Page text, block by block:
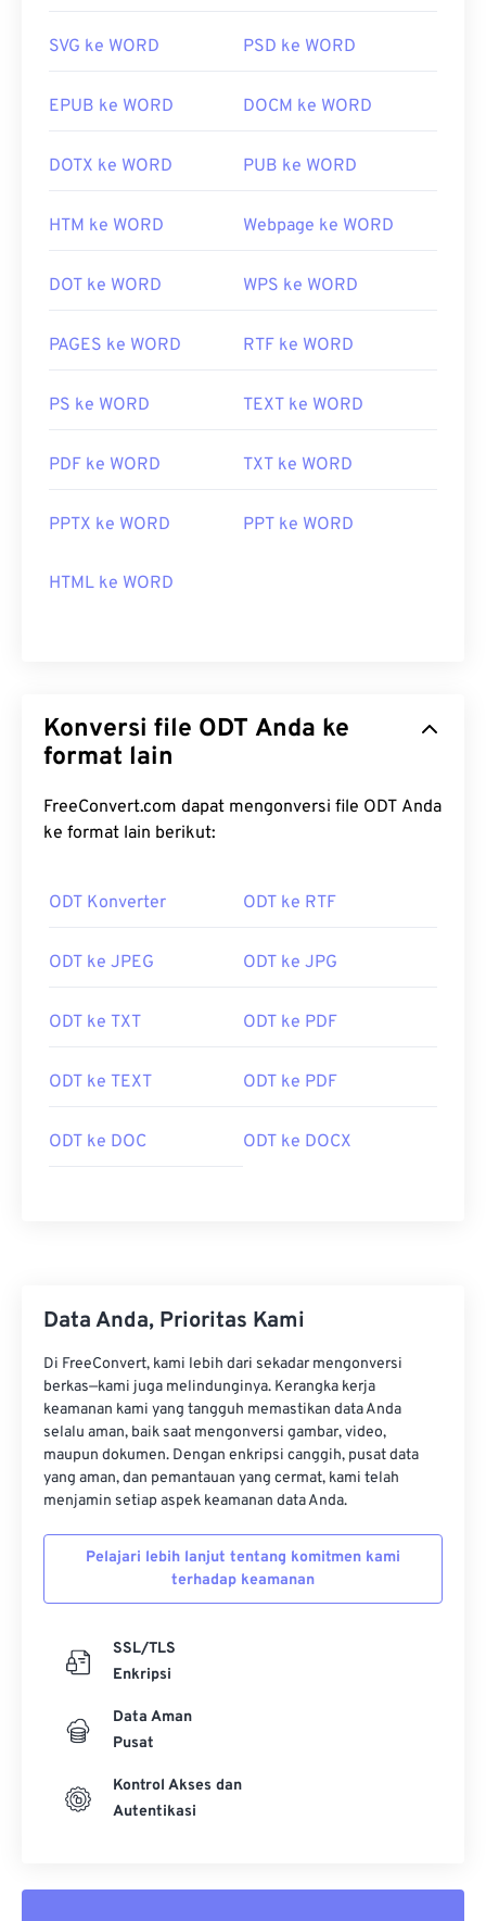
SVG ke WORD PSD ke WORD
EPUB ke WORD DOCM ke WORD
DOTX ke WORD PUB ke WORD
HTM ke WORD Webpage ke WORD
DOT ke WORD WPS ke WORD
PAGES ke WORD RTF ke WORD
PS ke WORD TEXT ke WORD
PDF ke WORD TXT ke WORD
PPTX ke WORD PPT ke WORD
HTML ke WORD
Konversi file ODT Anda ke
format lain
FreeConvert.com dapat mengonversi file ODT Anda
ke format lain berikut:
ODT Konverter ODT ke RTF
ODT ke JPEG ODT ke JPG
ODT ke TXT ODT ke PDF
ODT ke TEXT ODT ke PDF
ODT ke DOC ODT ke DOCX
Data Anda, Prioritas Kami
Di FreeConvert, kami lebih dari sekadar mengonversi
berkas—kami juga melindunginya. Kerangka kerja
keamanan kami yang tangguh memastikan data Anda
selalu aman, baik saat mengonversi gambar, video,
maupun dokumen. Dengan enkripsi canggih, pusat data
yang aman, dan pemantauan yang cermat, kami telah
menjamin setiap aspek keamanan data Anda.
Pelajari lebih lanjut tentang komitmen kami
terhadap keamanan
SSL/TLS
Enkripsi
Data Aman
Pusat
Kontrol Akses dan
Autentikasi